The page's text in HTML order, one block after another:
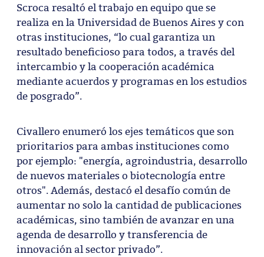
Scroca resaltó el trabajo en equipo que se
realiza en la Universidad de Buenos Aires y con
otras instituciones, “lo cual garantiza un
resultado beneficioso para todos, a través del
intercambio y la cooperación académica
mediante acuerdos y programas en los estudios
de posgrado”.
Civallero enumeró los ejes temáticos que son
prioritarios para ambas instituciones como
por ejemplo: "energía, agroindustria, desarrollo
de nuevos materiales o biotecnología entre
otros". Además, destacó el desafío común de
aumentar no solo la cantidad de publicaciones
académicas, sino también de avanzar en una
agenda de desarrollo y transferencia de
innovación al sector privado”.